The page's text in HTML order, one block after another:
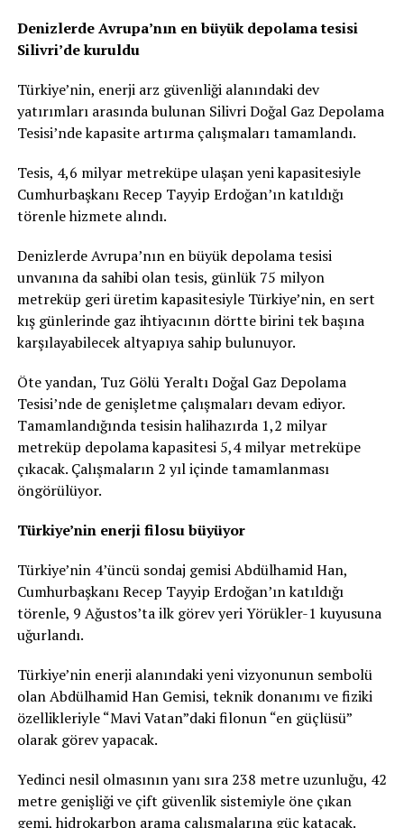
Denizlerde Avrupa’nın en büyük depolama tesisi
Silivri’de kuruldu
Türkiye’nin, enerji arz güvenliği alanındaki dev
yatırımları arasında bulunan Silivri Doğal Gaz Depolama
Tesisi’nde kapasite artırma çalışmaları tamamlandı.
Tesis, 4,6 milyar metreküpe ulaşan yeni kapasitesiyle
Cumhurbaşkanı Recep Tayyip Erdoğan’ın katıldığı
törenle hizmete alındı.
Denizlerde Avrupa’nın en büyük depolama tesisi
unvanına da sahibi olan tesis, günlük 75 milyon
metreküp geri üretim kapasitesiyle Türkiye’nin, en sert
kış günlerinde gaz ihtiyacının dörtte birini tek başına
karşılayabilecek altyapıya sahip bulunuyor.
Öte yandan, Tuz Gölü Yeraltı Doğal Gaz Depolama
Tesisi’nde de genişletme çalışmaları devam ediyor.
Tamamlandığında tesisin halihazırda 1,2 milyar
metreküp depolama kapasitesi 5,4 milyar metreküpe
çıkacak. Çalışmaların 2 yıl içinde tamamlanması
öngörülüyor.
Türkiye’nin enerji filosu büyüyor
Türkiye’nin 4’üncü sondaj gemisi Abdülhamid Han,
Cumhurbaşkanı Recep Tayyip Erdoğan’ın katıldığı
törenle, 9 Ağustos’ta ilk görev yeri Yörükler-1 kuyusuna
uğurlandı.
Türkiye’nin enerji alanındaki yeni vizyonunun sembolü
olan Abdülhamid Han Gemisi, teknik donanımı ve fiziki
özellikleriyle “Mavi Vatan”daki filonun “en güçlüsü”
olarak görev yapacak.
Yedinci nesil olmasının yanı sıra 238 metre uzunluğu, 42
metre genişliği ve çift güvenlik sistemiyle öne çıkan
gemi, hidrokarbon arama çalışmalarına güç katacak.